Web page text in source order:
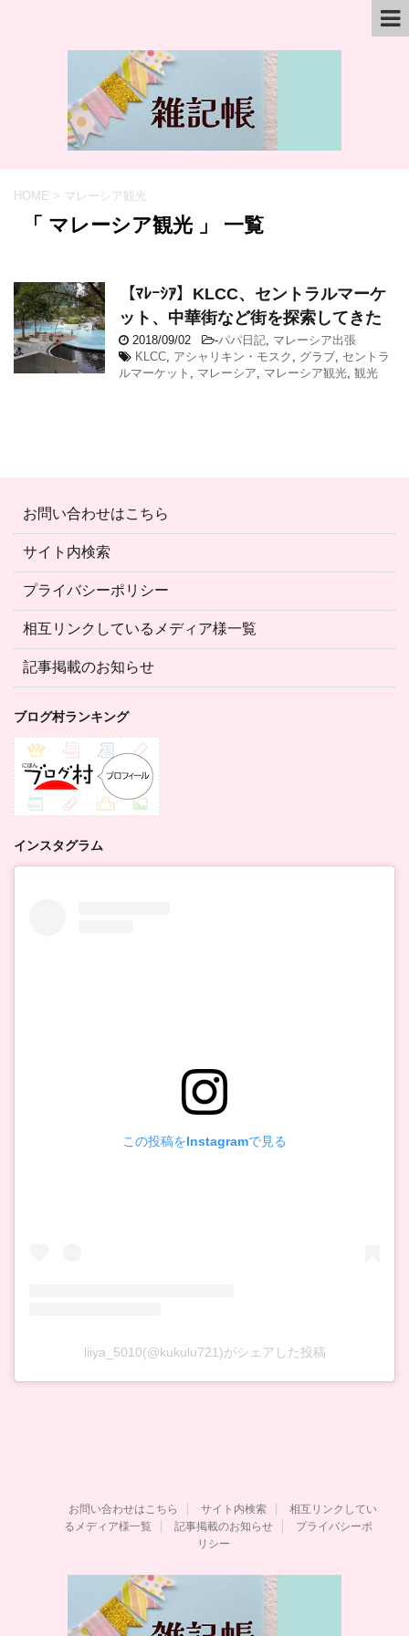
HOME > マレーシア観光
「 マレーシア観光 」 一覧
【ﾏﾚｰｼｱ】KLCC、セントラルマーケ
ット、中華街など街を探索してきた
2018/09/02 -パパ日記, マレーシア出張
KLCC, アシャリキン・モスク , グラブ, セントラ
ルマーケット , マレーシア, マレーシア観光, 観光
お問い合わせはこちら
サイト内検索
プライバシーポリシー
相互リンクしているメディア様一覧
記事掲載のお知らせ
ブログ村ランキング
インスタグラム
この投稿をInstagramで見る
liiya_5010(@kukulu721)がシェアした投稿
お問い合わせはこちら サイト内検索
相互リンクしてい
るメディア様一覧
記事掲載のお知らせ
プライバシーポ
リシー